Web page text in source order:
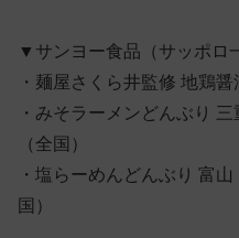
▼サンヨー食品（サッポロ
・麺屋さくら井監修 地鶏
・みそラーメンどんぶり
（全国）
・塩らーめんどんぶり 富
国）